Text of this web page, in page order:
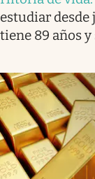
estudiar desde
tiene 89 años